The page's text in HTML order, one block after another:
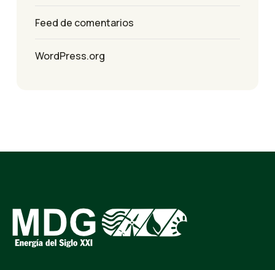
Feed de comentarios
WordPress.org